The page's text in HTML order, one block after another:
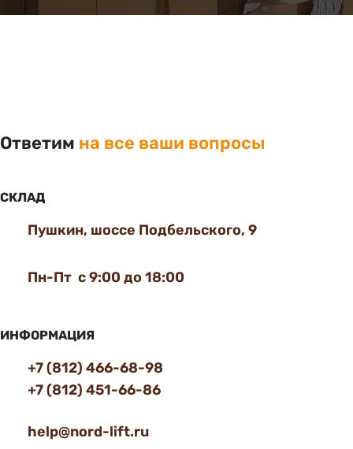
Ответим на все ваши вопросы
СКЛАД
Пушкин, шоссе Подбельского, 9
Пн-Пт с 9:00 до 18:00
ИНФОРМАЦИЯ
+7 (812) 466-68-98
+7 (812) 451-66-86
help@nord-lift.ru